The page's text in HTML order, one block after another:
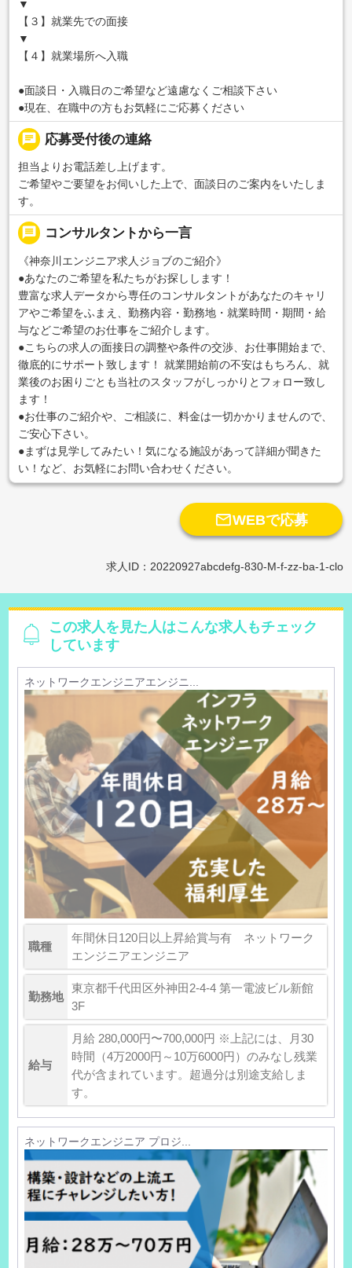
▼
【３】就業先での面接
▼
【４】就業場所へ入職
●面談日・入職日のご希望など遠慮なくご相談下さい
●現在、在職中の方もお気軽にご応募ください
chat 応募受付後の連絡
担当よりお電話差し上げます。
ご希望やご要望をお伺いした上で、面談日のご案内をいたしま
す。
message コンサルタントから一言
《神奈川エンジニア求人ジョブのご紹介》
●あなたのご希望を私たちがお探しします！
豊富な求人データから専任のコンサルタントがあなたのキャリ
アやご希望をふまえ、勤務内容・勤務地・就業時間・期間・給
与などご希望のお仕事をご紹介します。
●こちらの求人の面接日の調整や条件の交渉、お仕事開始まで、
徹底的にサポート致します！ 就業開始前の不安はもちろん、就
業後のお困りごとも当社のスタッフがしっかりとフォロー致し
ます！
●お仕事のご紹介や、ご相談に、料金は一切かかりませんので、
ご安心下さい。
●まずは見学してみたい！気になる施設があって詳細が聞きた
い！など、お気軽にお問い合わせください。
WEBで応募
求人ID：20220927abcdefg-830-M-f-zz-ba-1-clo
この求人を見た人はこんな求人もチェック
しています
ネットワークエンジニアエンジニ...
職種
年間休日120日以上昇給賞与有 ネットワーク
エンジニアエンジニア
勤務地
東京都千代田区外神田2-4-4 第一電波ビル新館
3F
給与
月給 280,000円〜700,000円 ※上記には、月30
時間（4万2000円～10万6000円）のみなし残業
代が含まれています。超過分は別途支給しま
す。
ネットワークエンジニア プロジ...